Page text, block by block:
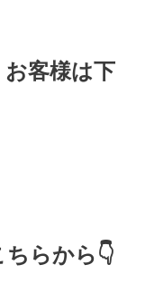
客様は下
らから👇